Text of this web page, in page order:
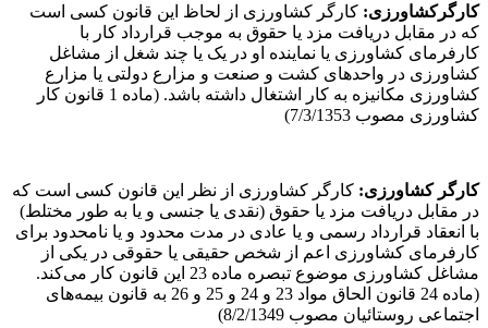
کارگرکشاورزی: کارگر کشاورزی از لحاظ این قانون کسی است
که در مقابل دریافت مزد یا حقوق به موجب قرارداد کار با
کارفرمای کشاورزی یا نماینده او در یک یا چند شغل از مشاغل
کشاورزی در واحدهای کشت و صنعت و مزارع دولتی یا مزارع
کشاورزی مکانیزه به کار اشتغال داشته باشد. (ماده 1 قانون کار
کشاورزی مصوب 7/3/1353)
کارگر کشاورزی: کارگر کشاورزی از نظر این قانون کسی است که
در مقابل دریافت مزد یا حقوق (نقدی یا جنسی و یا به طور مختلط)
با انعقاد قرارداد رسمی و یا عادی در مدت محدود و یا نامحدود برای
کارفرمای کشاورزی اعم از شخص حقیقی یا حقوقی در یکی از
مشاغل کشاورزی موضوع تبصره ماده 23 این قانون کار می‌کند.
(ماده 24 قانون الحاق مواد 23 و 24 و 25 و 26 به قانون بیمه‌های
اجتماعی روستائیان مصوب 8/2/1349)